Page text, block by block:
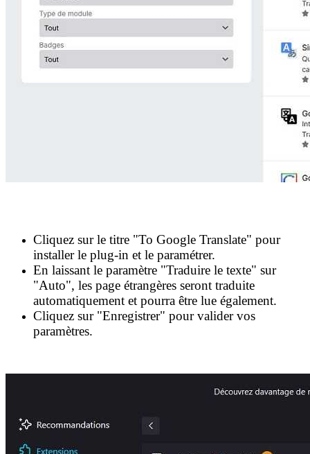
Cliquez sur le titre "To Google Translate" pour
installer le plug-in et le paramétrer.
En laissant le paramètre "Traduire le texte" sur
"Auto", les page étrangères seront traduite
automatiquement et pourra être lue également.
Cliquez sur "Enregistrer" pour valider vos
paramètres.